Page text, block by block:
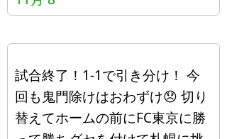
試合終了！1-1で引き分け！ 今
回も鬼門除けはおわずけ😞 切り
替えてホームの前にFC東京に勝